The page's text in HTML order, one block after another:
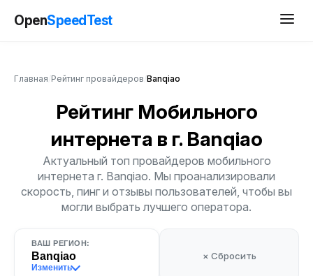
OpenSpeedTest
Главная Рейтинг провайдеров Banqiao
Рейтинг Мобильного
интернета в г. Banqiao
Актуальный топ провайдеров мобильного
интернета г. Banqiao. Мы проанализировали
скорость, пинг и отзывы пользователей, чтобы вы
могли выбрать лучшего оператора.
ВАШ РЕГИОН:
Banqiao
Изменить
× Сбросить